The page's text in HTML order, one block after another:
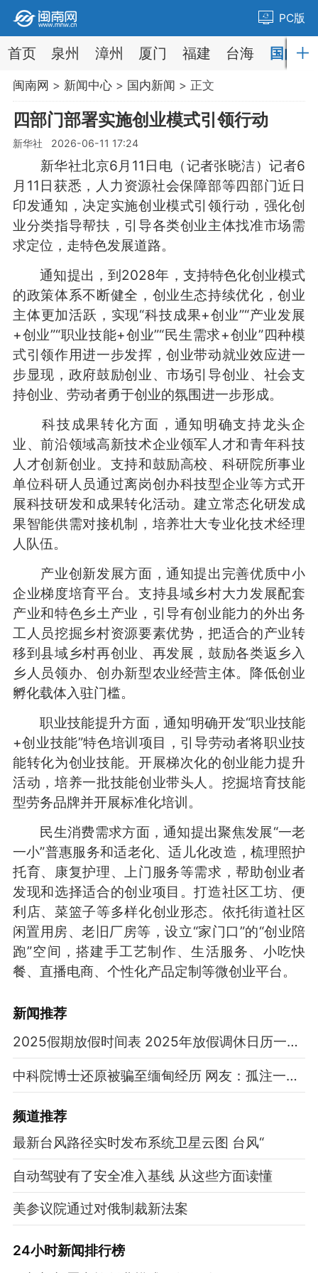
PC版
首页 泉州 漳州 厦门 福建 台海 国内
闽南网 > 新闻中心> 国内新闻 > 正文
四部门部署实施创业模式引领行动
新华社 2026-06-11 17:24
新华社北京6月11日电（记者张晓洁）记者6
月11日获悉，人力资源社会保障部等四部门近日
印发通知，决定实施创业模式引领行动，强化创
业分类指导帮扶，引导各类创业主体找准市场需
求定位，走特色发展道路。
通知提出，到2028年，支持特色化创业模式
的政策体系不断健全，创业生态持续优化，创业
主体更加活跃，实现“科技成果+创业”“产业发展
+创业”“职业技能+创业”“民生需求+创业”四种模
式引领作用进一步发挥，创业带动就业效应进一
步显现，政府鼓励创业、市场引导创业、社会支
持创业、劳动者勇于创业的氛围进一步形成。
科技成果转化方面，通知明确支持龙头企
业、前沿领域高新技术企业领军人才和青年科技
人才创新创业。支持和鼓励高校、科研院所事业
单位科研人员通过离岗创办科技型企业等方式开
展科技研发和成果转化活动。建立常态化研发成
果智能供需对接机制，培养壮大专业化技术经理
人队伍。
产业创新发展方面，通知提出完善优质中小
企业梯度培育平台。支持县域乡村大力发展配套
产业和特色乡土产业，引导有创业能力的外出务
工人员挖掘乡村资源要素优势，把适合的产业转
移到县域乡村再创业、再发展，鼓励各类返乡入
乡人员领办、创办新型农业经营主体。降低创业
孵化载体入驻门槛。
职业技能提升方面，通知明确开发“职业技能
+创业技能”特色培训项目，引导劳动者将职业技
能转化为创业技能。开展梯次化的创业能力提升
活动，培养一批技能创业带头人。挖掘培育技能
型劳务品牌并开展标准化培训。
民生消费需求方面，通知提出聚焦发展“一老
一小”普惠服务和适老化、适儿化改造，梳理照护
托育、康复护理、上门服务等需求，帮助创业者
发现和选择适合的创业项目。打造社区工坊、便
利店、菜篮子等多样化创业形态。依托街道社区
闲置用房、老旧厂房等，设立“家门口”的“创业陪
跑”空间，搭建手工艺制作、生活服务、小吃快
餐、直播电商、个性化产品定制等微创业平台。
新闻推荐
2025假期放假时间表 2025年放假调休日历一览表
中科院博士还原被骗至缅甸经历 网友：孤注一掷现实版
频道推荐
最新台风路径实时发布系统卫星云图 台风“
自动驾驶有了安全准入基线 从这些方面读懂
美参议院通过对俄制裁新法案
24小时新闻排行榜